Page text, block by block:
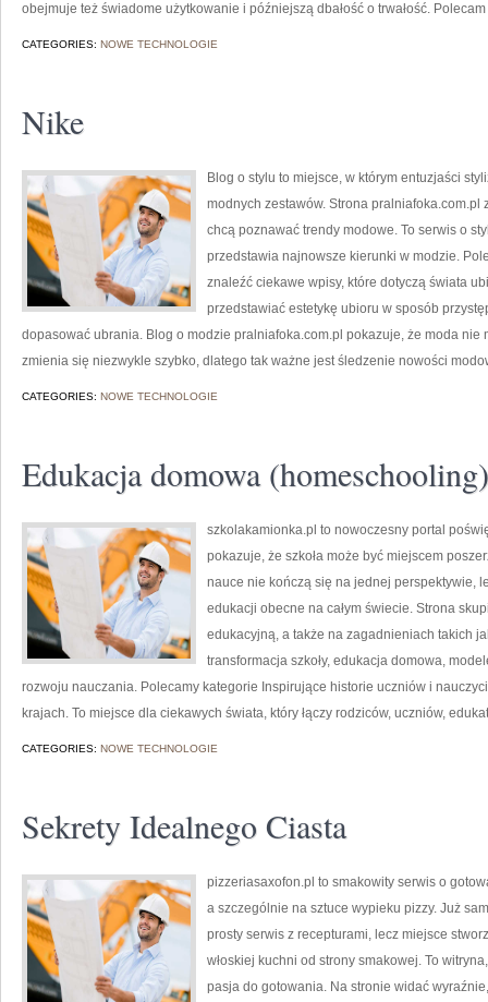
obejmuje też świadome użytkowanie i późniejszą dbałość o trwałość.
CATEGORIES: NOWE TECHNOLOGIE
Nike
Blog o stylu to miejsce, w którym entuzjaści
modnych zestawów. Strona pralniafoka.com.pl
chcą poznawać trendy modowe. To serwis o
przedstawia najnowsze kierunki w modzie.
znaleźć ciekawe wpisy, które dotyczą świata
przedstawiać estetykę ubioru w sposób
dopasować ubrania. Blog o modzie pralniafoka.com.pl pokazuje, że moda nie
zmienia się niezwykle szybko, dlatego tak ważne jest śledzenie nowości
CATEGORIES: NOWE TECHNOLOGIE
Edukacja domowa (homeschooling)
szkolakamionka.pl to nowoczesny portal
pokazuje, że szkoła może być miejscem
nauce nie kończą się na jednej perspektywie,
edukacji obecne na całym świecie. Strona
edukacyjną, a także na zagadnieniach takich
transformacja szkoły, edukacja domowa,
rozwoju nauczania. Polecamy kategorie Inspirujące historie uczniów i
krajach. To miejsce dla ciekawych świata, który łączy rodziców, uczniów,
CATEGORIES: NOWE TECHNOLOGIE
Sekrety Idealnego Ciasta
pizzeriasaxofon.pl to smakowity serwis o
a szczególnie na sztuce wypieku pizzy. Już
prosty serwis z recepturami, lecz miejsce
włoskiej kuchni od strony smakowej. To
pasja do gotowania. Na stronie widać